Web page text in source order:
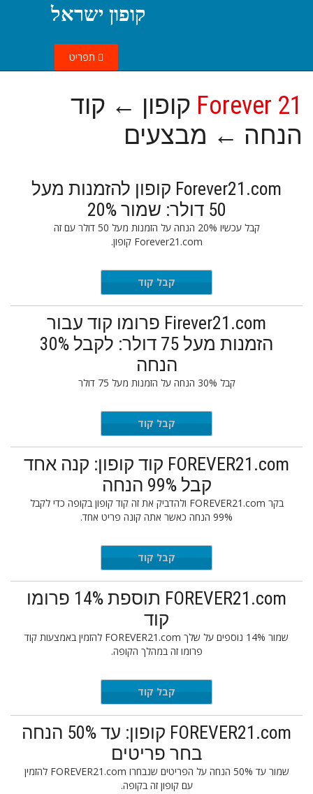
קופון ישראל
תפריט
Forever 21 קופון ← קוד
הנחה ← מבצעים
Forever21.com קופון להזמנות מעל
50 דולר: שמור 20%
קבל עכשיו 20% הנחה על הזמנות מעל 50 דולר עם זה
Forever21.com קופון.
BMSM20קבל קוד
Firever21.com פרומו קוד עבור
הזמנות מעל 75 דולר: לקבל 30%
הנחה
קבל 30% הנחה על הזמנות מעל 75 דולר
BMSM30קבל קוד
FOREVER21.com קוד קופון: קנה אחד
קבל 99% הנחה
בקר FOREVER21.com ולהדביק את זה קוד קופון בקופה כדי לקבל
99% הנחה כאשר אתה קונה פריט אחד.
OGOSALEקבל קוד
FOREVER21.com תוספת 14% פרומו
קוד
שמור 14% נוספים על שלך FOREVER21.com להזמין באמצעות קוד
פרומו זה במהלך הקופה.
EXTRA14קבל קוד
FOREVER21.com קופון: עד 50% הנחה
בחר פריטים
שמור עד 50% הנחה על הפריטים שנבחרו FOREVER21.com להזמין
עם קופון זה בקופה.